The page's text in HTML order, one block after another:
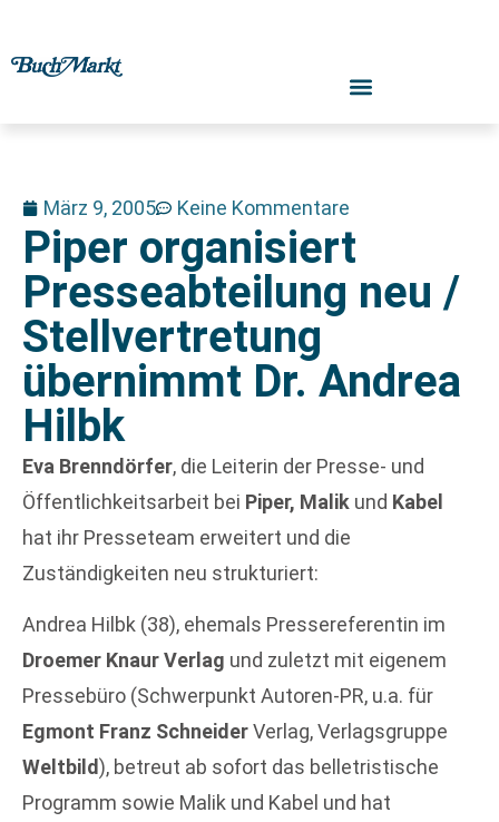
März 9, 2005 Keine Kommentare
Piper organisiert
Presseabteilung neu /
Stellvertretung
übernimmt Dr. Andrea
Hilbk
Eva Brenndörfer, die Leiterin der Presse- und
Öffentlichkeitsarbeit bei Piper, Malik und Kabel
hat ihr Presseteam erweitert und die
Zuständigkeiten neu strukturiert:
Andrea Hilbk (38), ehemals Pressereferentin im
Droemer Knaur Verlag und zuletzt mit eigenem
Pressebüro (Schwerpunkt Autoren-PR, u.a. für
Egmont Franz SchneiderVerlag, Verlagsgruppe
Weltbild), betreut ab sofort das belletristische
Programm sowie Malik und Kabel und hat